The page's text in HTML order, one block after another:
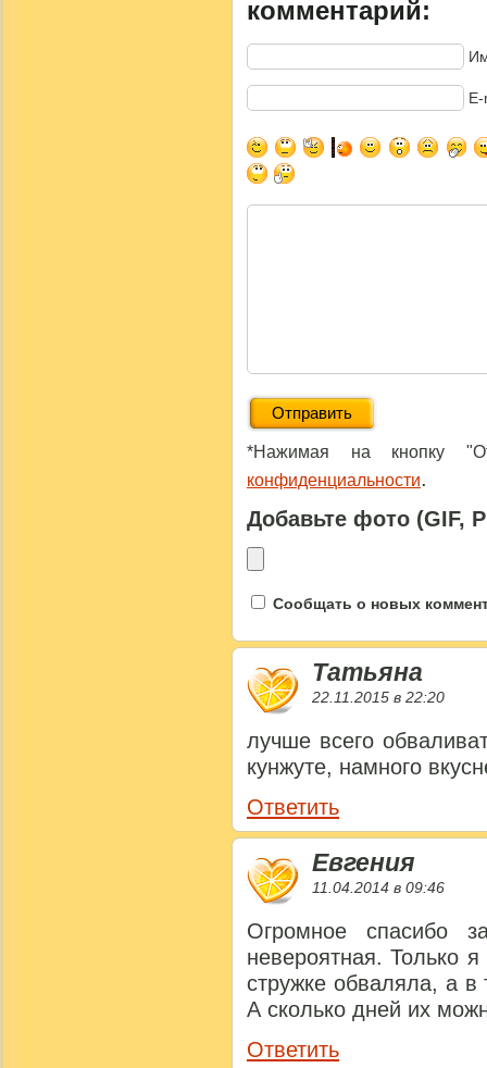
комментарий:
*Нажимая на кнопку
конфиденциальности.
Добавьте фото (GIF,
Сообщать о новых
Татьяна
22.11.2015 в 22:20
лучше всего
кунжуте, намного
Ответить
Евгения
11.04.2014 в 09:46
Огромное спасибо
невероятная. Только
стружке обваляла, а в
А сколько дней их
Ответить